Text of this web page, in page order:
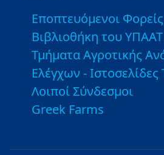
Εποπτευόμενοι Φορείς
Βιβλιοθήκη του ΥΠΑΑΤ
Τμήματα Αγροτικής
Ελέγχων - Ιστοσελίδες
Λοιποί Σύνδεσμοι
Greek Farms